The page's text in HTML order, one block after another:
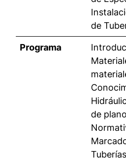
de
Programa
de